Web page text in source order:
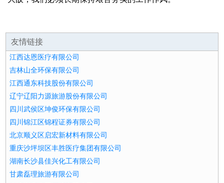
友情链接
江西达恩医疗有限公司
吉林山全环保有限公司
江西通东科技股份有限公司
辽宁辽阳力源旅游股份有限公司
四川武侯区坤俊环保有限公司
四川锦江区锦程证券有限公司
北京顺义区启宏新材料有限公司
重庆沙坪坝区丰胜医疗集团有限公司
湖南长沙县佳兴化工有限公司
甘肃磊理旅游有限公司